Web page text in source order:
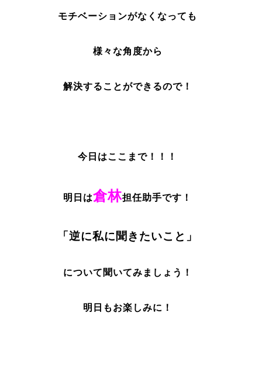
モチベーションがなくなっても
様々な角度から
解決することができるので！
今日はここまで！！！
明日は倉林担任助手です！
「逆に私に聞きたいこと」
について聞いてみましょう！
明日もお楽しみに！